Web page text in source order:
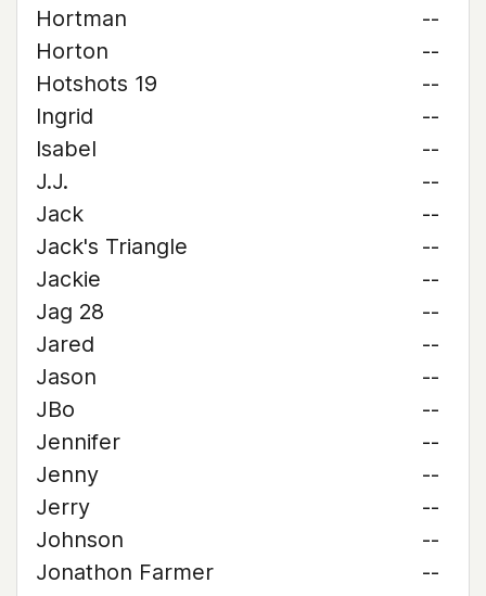
Hortman
--
Horton
--
Hotshots 19
--
Ingrid
--
Isabel
--
J.J.
--
Jack
--
Jack's Triangle
--
Jackie
--
Jag 28
--
Jared
--
Jason
--
JBo
--
Jennifer
--
Jenny
--
Jerry
--
Johnson
--
Jonathon Farmer
--